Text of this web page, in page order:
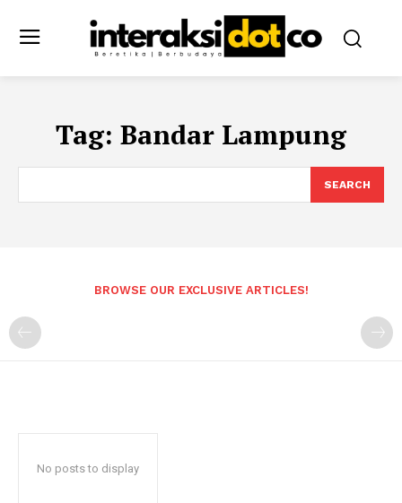
Tag: Bandar Lampung
SEARCH
BROWSE OUR EXCLUSIVE ARTICLES!
No posts to display